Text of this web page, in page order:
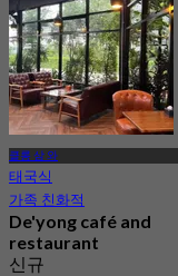
클롱 삼 와
태국식
가족 친화적
De'yong café and
restaurant
신규